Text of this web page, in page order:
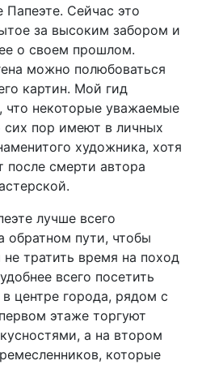
Папеэте. Сейчас это
за высоким забором и
о своем прошлом.
можно полюбоваться
картин. Мой гид
что некоторые уважаемые
сих пор имеют в личных
художника, хотя
после смерти автора
лучше всего
обратном пути, чтобы
тратить время на поход
всего посетить
центре города, рядом с
этаже торгуют
а на втором
которые